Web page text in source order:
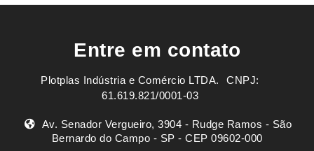
Entre em contato
Plotplas Indústria e Comércio LTDA. ㅤㅤㅤ CNPJ:
61.619.821/0001-03
Av. Senador Vergueiro, 3904 - Rudge Ramos - São
Bernardo do Campo - SP - CEP 09602-000